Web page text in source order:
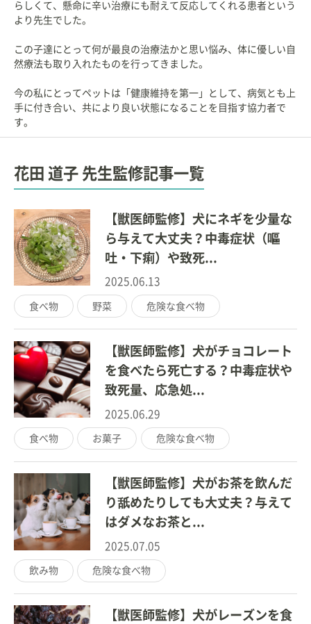
らしくて、懸命に辛い治療にも耐えて反応してくれる患者という
より先生でした。
この子達にとって何が最良の治療法かと思い悩み、体に優しい自
然療法も取り入れたものを行ってきました。
今の私にとってペットは「健康維持を第一」として、病気とも上
手に付き合い、共により良い状態になることを目指す協力者で
す。
花田 道子 先生監修記事一覧
【獣医師監修】犬にネギを少量な
ら与えて大丈夫？中毒症状（嘔
吐・下痢）や致死...
2025.06.13
食べ物 野菜 危険な食べ物
【獣医師監修】犬がチョコレート
を食べたら死亡する？中毒症状や
致死量、応急処...
2025.06.29
食べ物 お菓子 危険な食べ物
【獣医師監修】犬がお茶を飲んだ
り舐めたりしても大丈夫？与えて
はダメなお茶と...
2025.07.05
飲み物 危険な食べ物
【獣医師監修】犬がレーズンを食